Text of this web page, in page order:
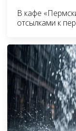
В кафе
отсылками к